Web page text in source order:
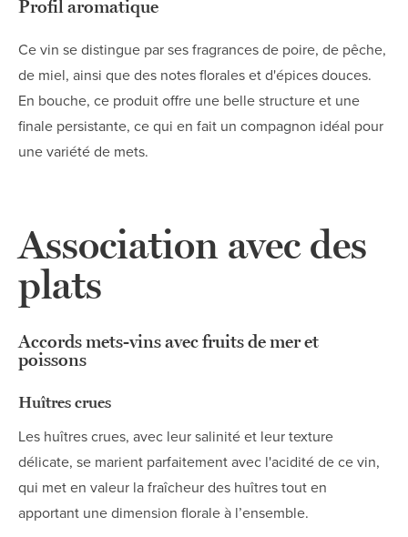
Profil aromatique
Ce vin se distingue par ses fragrances de poire, de pêche,
de miel, ainsi que des notes florales et d'épices douces.
En bouche, ce produit offre une belle structure et une
finale persistante, ce qui en fait un compagnon idéal pour
une variété de mets.
Association avec des
plats
Accords mets-vinsavec fruits de mer et
poissons
Huîtres crues
Les huîtres crues, avec leur salinité et leur texture
délicate, se marient parfaitement avec l'acidité de ce vin,
qui met en valeur la fraîcheur des huîtres tout en
apportant une dimension florale à l’ensemble.